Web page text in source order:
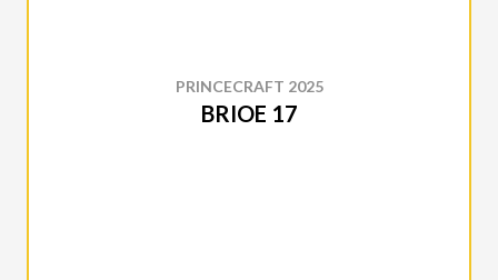
PRINCECRAFT 2025
BRIOE 17